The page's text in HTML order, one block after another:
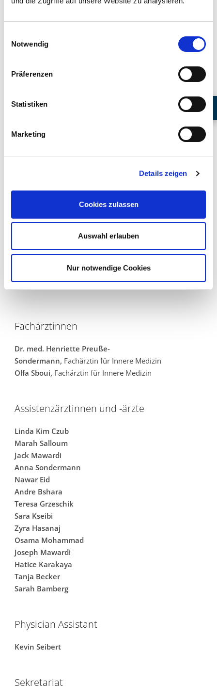
Notwendig
Präferenzen
Statistiken
Marketing
Details zeigen
Cookies zulassen
Auswahl erlauben
Nur notwendige Cookies
Funktionsoberärztinnen
Fachärztin für Innere Medizin
Ionela Miuti
Fachärztinnen
Dr. med. Henriette Preuße-
Sondermann, Fachärztin für Innere Medizin
Olfa Sboui, Fachärztin für Innere Medizin
Assistenzärztinnen und -ärzte
Linda Kim Czub
Marah Salloum
Jack Mawardi
Anna Sondermann
Nawar Eid
Andre Bshara
Teresa Grzeschik
Sara Kseibi
Zyra Hasanaj
Osama Mohammad
Joseph Mawardi
Hatice Karakaya
Tanja Becker
Sarah Bamberg
Physician Assistant
Kevin Seibert
Sekretariat